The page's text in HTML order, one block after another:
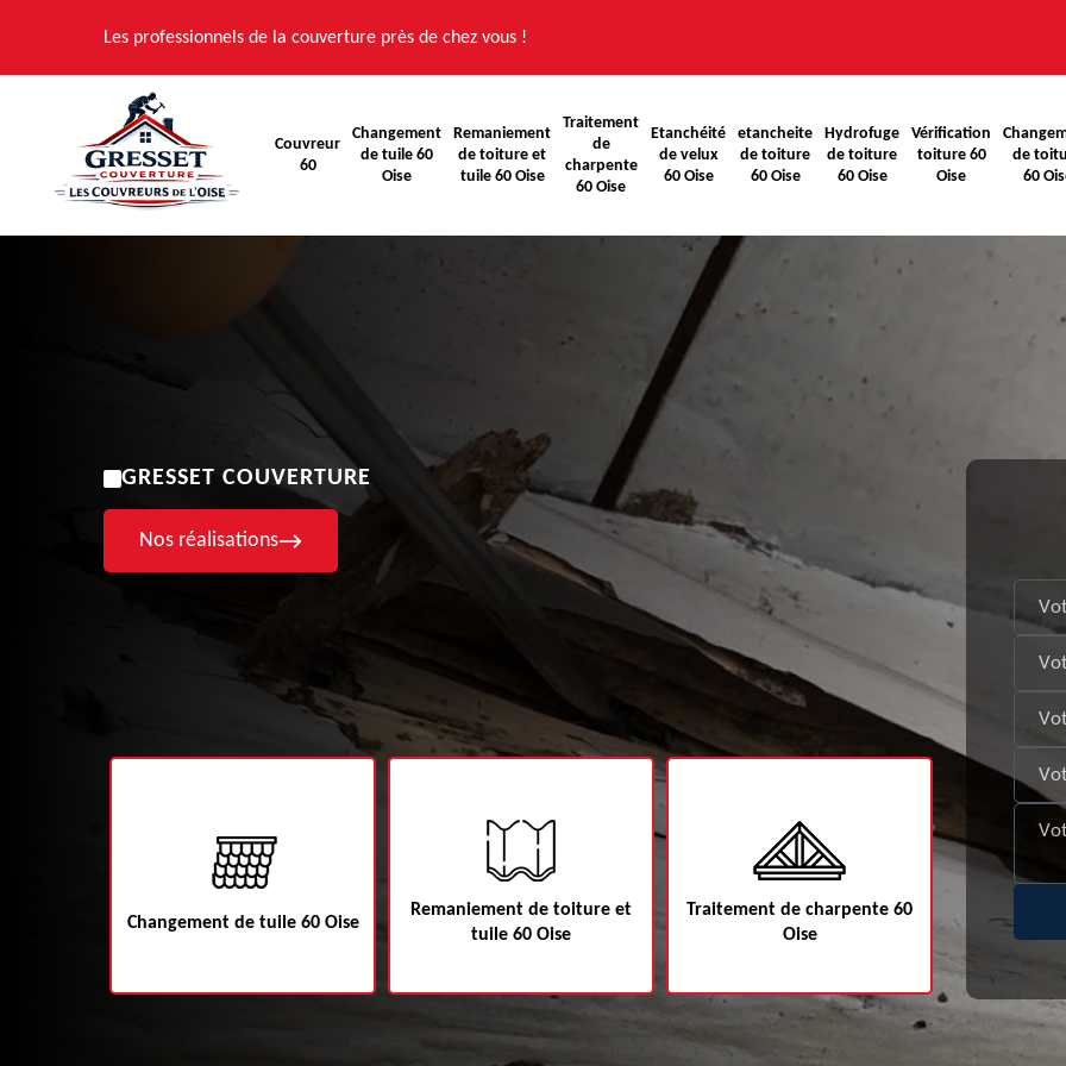
Les professionnels de la couverture près de chez vous !
Couvreur
60
Changement
de tuile 60
Oise
Remaniement
de toiture et
tuile 60 Oise
Traitement
de
charpente
60 Oise
Etanchéité
de velux
60 Oise
etancheite
de toiture
60 Oise
Hydrofuge
de toiture
60 Oise
Vérification
toiture 60
Oise
de
60
GRESSET COUVERTURE
Nos réalisations
Changement de tuile 60 Oise
Remaniement de toiture et
tuile 60 Oise
Traitement de charpente 60
Oise
Etanchéité